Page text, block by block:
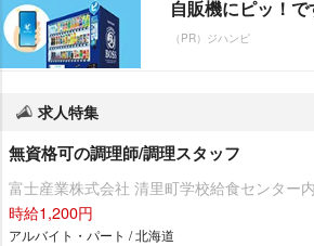
自販機にピッ！
（PR）ジハンピ
求人特集
無資格可の調理師/調理スタッフ
富士産業株式会社 清里町学校給食センター
時給1,200円
アルバイト・パート / 北海道